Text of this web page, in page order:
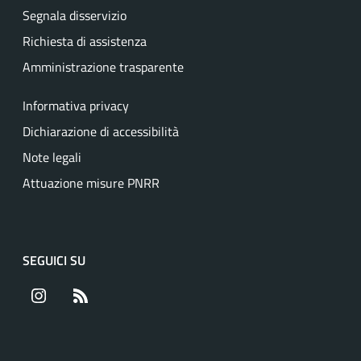
Segnala disservizio
Richiesta di assistenza
Amministrazione trasparente
Informativa privacy
Dichiarazione di accessibilità
Note legali
Attuazione misure PNRR
SEGUICI SU
Instagram